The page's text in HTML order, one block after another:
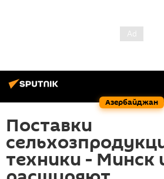
Азербайджан
Поставки
техники - Минск